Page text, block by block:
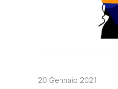
20 Gennaio 2021